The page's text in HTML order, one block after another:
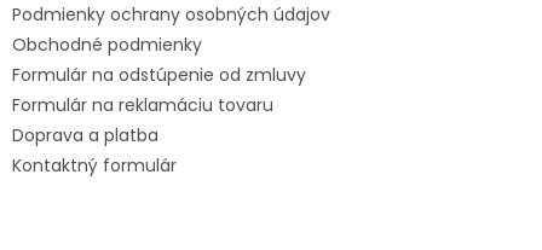
Podmienky ochrany osobných údajov
Obchodné podmienky
Formulár na odstúpenie od zmluvy
Formulár na reklamáciu tovaru
Doprava a platba
Kontaktný formulár